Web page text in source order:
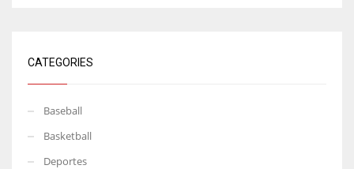
CATEGORIES
Baseball
Basketball
Deportes